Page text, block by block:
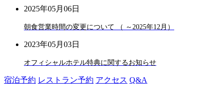
2025年05月06日
朝食営業時間の変更について （ ～2025年12月）
2023年05月03日
オフィシャルホテル特典に関するお知らせ
宿泊予約 レストラン予約 アクセス Q&A